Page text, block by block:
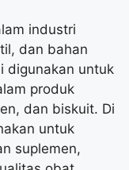
industri
dan bahan
digunakan untuk
produk
dan biskuit. Di
untuk
suplemen,